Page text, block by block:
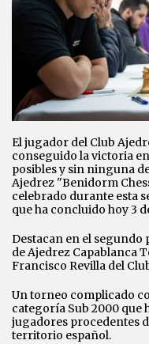
El jugador del Club
conseguido la victoria
posibles y sin ninguna
Ajedrez "Benidorm
celebrado durante esta
que ha concluido hoy 3
Destacan en el segundo
de Ajedrez Capablanca
Francisco Revilla del
Un torneo complicado
categoría Sub 2000 que
jugadores procedentes
territorio español.